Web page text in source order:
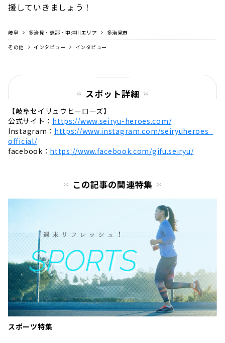
援していきましょう！
岐阜 多治見・恵那・中津川エリア
多治見市
その他
インタビュー インタビュー
スポット詳細
【岐阜セイリュウヒーローズ】
公式サイト： https://www.seiryu-heroes.com/
Instagram： https://www.instagram.com/seiryuheroes_
official/
facebook： https://www.facebook.com/gifu.seiryu/
この記事の関連特集
スポーツ特集